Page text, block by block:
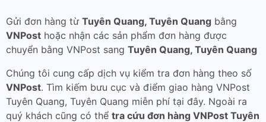
Gửi đơn hàng từ Tuyên Quang, Tuyên Quang bằng
VNPost hoặc nhận các sản phẩm đơn hàng được
chuyển bằng VNPost sang Tuyên Quang, Tuyên Quang
Chúng tôi cung cấp dịch vụ kiểm tra đơn hàng theo số
VNPost. Tìm kiếm bưu cục và điểm giao hàng VNPost
Tuyên Quang, Tuyên Quang miễn phí tại đây. Ngoài ra
quý khách cũng có thể tra cứu đơn hàng VNPost Tuyên